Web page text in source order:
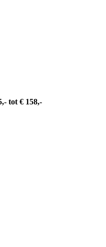
tot € 158,-